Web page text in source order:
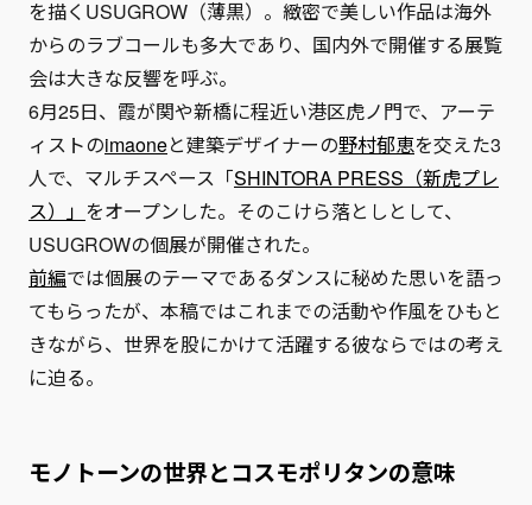
を描くUSUGROW（薄黒）。緻密で美しい作品は海外
からのラブコールも多大であり、国内外で開催する展覧
会は大きな反響を呼ぶ。
6月25日、霞が関や新橋に程近い港区虎ノ門で、アーテ
ィストのimaoneと建築デザイナーの野村郁恵を交えた3
人で、マルチスペース「SHINTORA PRESS（新虎プレ
ス）」 をオープンした。そのこけら落としとして、
USUGROWの個展が開催された。
前編では個展のテーマであるダンスに秘めた思いを語っ
てもらったが、本稿ではこれまでの活動や作風をひもと
きながら、世界を股にかけて活躍する彼ならではの考え
に迫る。
モノトーンの世界とコスモポリタンの意味